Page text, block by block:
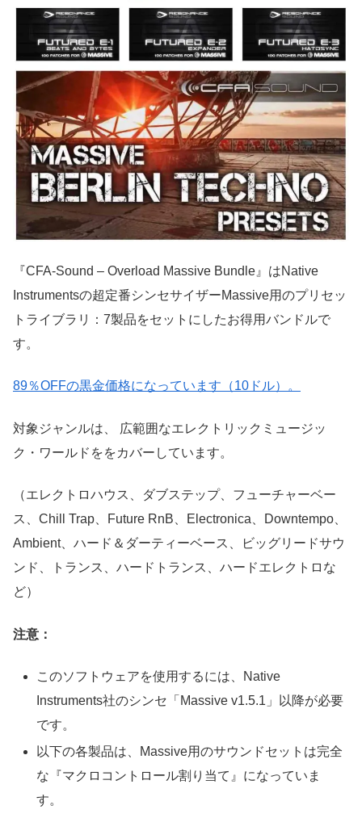
『CFA-Sound – Overload Massive Bundle』はNative
Instrumentsの超定番シンセサイザーMassive用のプリセッ
トライブラリ：7製品をセットにしたお得用バンドルで
す。
89％OFFの黒金価格になっています（10ドル）。
対象ジャンルは、 広範囲なエレクトリックミュージッ
ク・ワールドををカバーしています。
（エレクトロハウス、ダブステップ、フューチャーベー
ス、Chill Trap、Future RnB、Electronica、Downtempo、
Ambient、ハード＆ダーティーベース、ビッグリードサウ
ンド、トランス、ハードトランス、ハードエレクトロな
ど）
注意：
このソフトウェアを使用するには、Native
Instruments社のシンセ「Massive v1.5.1」以降が必要
です。
以下の各製品は、Massive用のサウンドセットは完全
な『マクロコントロール割り当て』になっていま
す。